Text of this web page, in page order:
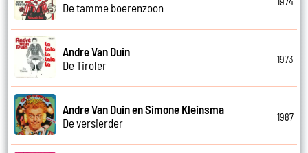
De tamme boerenzoon
Andre Van Duin
De Tiroler
1973
Andre Van Duin en Simone Kleinsma
De versierder
1987